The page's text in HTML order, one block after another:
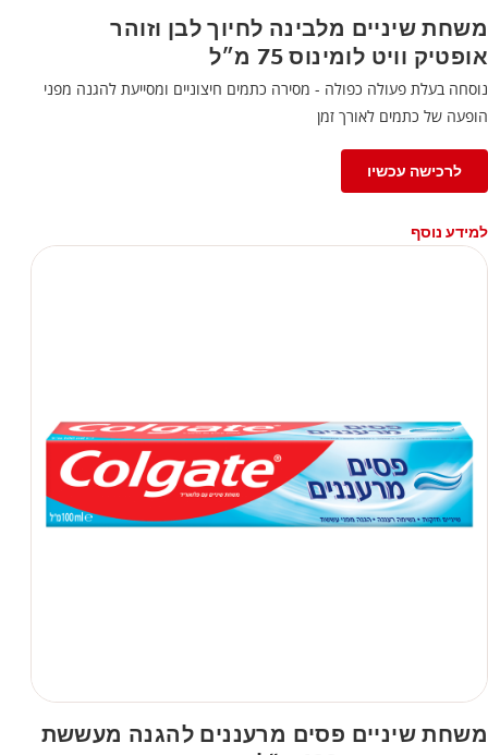
משחת שיניים מלבינה לחיוך לבן וזוהר
אופטיק וויט לומינוס 75 מ״ל
נוסחה בעלת פעולה כפולה - מסירה כתמים חיצוניים ומסייעת להגנה מפני
הופעה של כתמים לאורך זמן
לרכישה עכשיו
למידע נוסף
משחת שיניים פסים מרעננים להגנה מעששת